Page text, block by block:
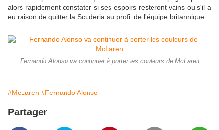
alors rapidement constater si ses espoirs resteront vains ou s'il a
eu raison de quitter la Scuderia au profit de l'équipe britannique.
Fernando Alonso va continuer à porter les couleurs de McLaren
#McLaren #Fernando Alonso
Partager